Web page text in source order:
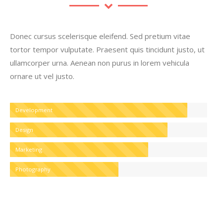
Donec cursus scelerisque eleifend. Sed pretium vitae
tortor tempor vulputate. Praesent quis tincidunt justo, ut
ullamcorper urna. Aenean non purus in lorem vehicula
ornare ut vel justo.
Development
Design
Marketing
Photography